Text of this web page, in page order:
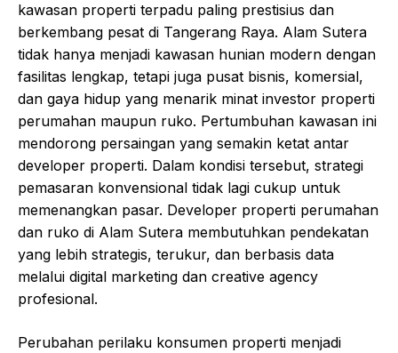
kawasan properti terpadu paling prestisius dan
berkembang pesat di Tangerang Raya. Alam Sutera
tidak hanya menjadi kawasan hunian modern dengan
fasilitas lengkap, tetapi juga pusat bisnis, komersial,
dan gaya hidup yang menarik minat investor properti
perumahan maupun ruko. Pertumbuhan kawasan ini
mendorong persaingan yang semakin ketat antar
developer properti. Dalam kondisi tersebut, strategi
pemasaran konvensional tidak lagi cukup untuk
memenangkan pasar. Developer properti perumahan
dan ruko di Alam Sutera membutuhkan pendekatan
yang lebih strategis, terukur, dan berbasis data
melalui digital marketing dan creative agency
profesional.
Perubahan perilaku konsumen properti menjadi